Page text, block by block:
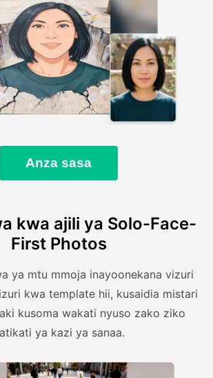
Anza sasa
kwa ajili ya Solo-Face-
First Photos
ya mtu mmoja inayoonekana vizuri
kwa template hii, kusaidia mistari
kusoma wakati nyuso zako ziko
ya kazi ya sanaa.